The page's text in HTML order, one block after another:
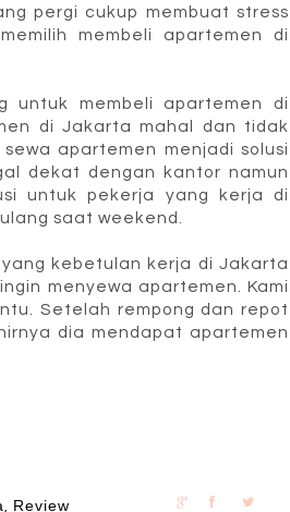
pergi cukup membuat stress
membeli apartemen di
untuk membeli apartemen di
di Jakarta mahal dan tidak
apartemen menjadi solusi
dekat dengan kantor namun
untuk pekerja yang kerja di
saat weekend.
kebetulan kerja di Jakarta
menyewa apartemen. Kami
Setelah rempong dan repot
dia mendapat apartemen
, Review